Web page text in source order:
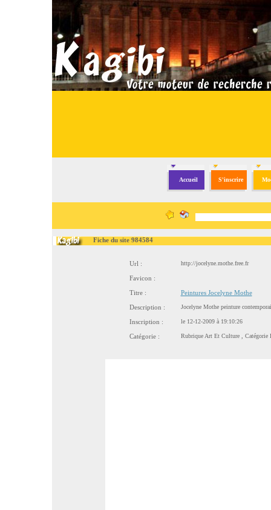
Accueil S'inscrire
Fiche du site 984584
Url : http://jocelyne.mothe.free.fr
Favicon :
Titre :
Peintures Jocelyne Mothe
Description :
Jocelyne Mothe peinture
Inscription : le 12-12-2009 à 19:10:26
Catégorie : Rubrique Art Et Culture, Catégorie